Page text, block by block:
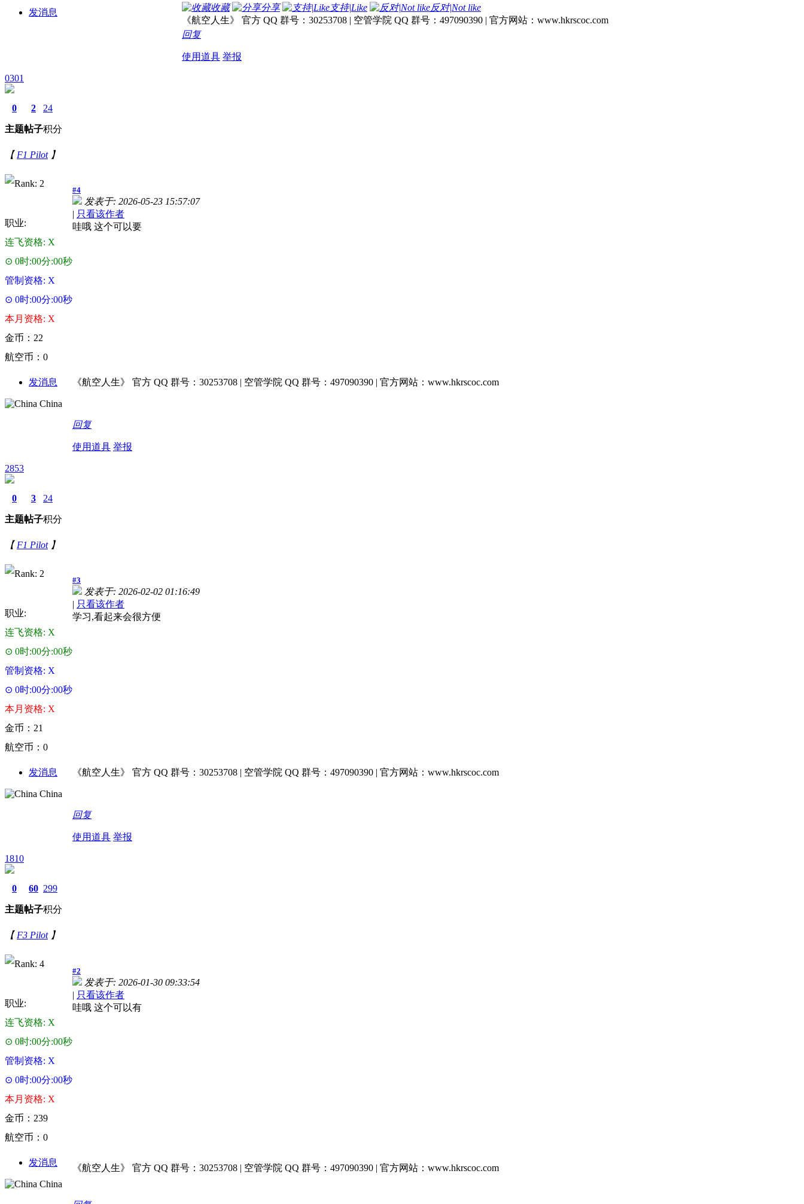
发消息 收藏 分享 支持|Like
反对|Not like
《航空人生》 官方 QQ 群号：30253708 | 空管学院 QQ 群号：497090390 | 官方网站：www.hkrscoc.com
回复
使用道具 举报
0301
0
主题
2
帖子
24
积分
【 F1 Pilot】
职业:
连飞资格: X
⊙ 0时:00分:00秒
管制资格: X
⊙ 0时:00分:00秒
本月资格: X
金币：22
航空币：0
发消息
China
#4
发表于: 2026-05-23 15:57:07
| 只看该作者
哇哦 这个可以要
《航空人生》 官方 QQ 群号：30253708 | 空管学院 QQ 群号：497090390 | 官方网站：www.hkrscoc.com
回复
使用道具 举报
2853
0
主题
3
帖子
24
积分
【 F1 Pilot】
职业:
连飞资格: X
⊙ 0时:00分:00秒
管制资格: X
⊙ 0时:00分:00秒
本月资格: X
金币：21
航空币：0
发消息
China
#3
发表于: 2026-02-02 01:16:49
| 只看该作者
学习,看起来会很方便
《航空人生》 官方 QQ 群号：30253708 | 空管学院 QQ 群号：497090390 | 官方网站：www.hkrscoc.com
回复
使用道具 举报
1810
0
主题
60
帖子
299
积分
【 F3 Pilot】
职业:
连飞资格: X
⊙ 0时:00分:00秒
管制资格: X
⊙ 0时:00分:00秒
本月资格: X
金币：239
航空币：0
发消息
China
#2
发表于: 2026-01-30 09:33:54
| 只看该作者
哇哦 这个可以有
《航空人生》 官方 QQ 群号：30253708 | 空管学院 QQ 群号：497090390 | 官方网站：www.hkrscoc.com